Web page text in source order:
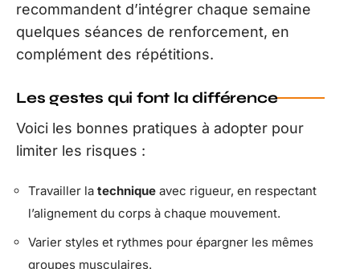
recommandent d’intégrer chaque semaine
quelques séances de renforcement, en
complément des répétitions.
Les gestes qui font la différence
Voici les bonnes pratiques à adopter pour
limiter les risques :
Travailler la technique avec rigueur, en respectant
l’alignement du corps à chaque mouvement.
Varier styles et rythmes pour épargner les mêmes
groupes musculaires.